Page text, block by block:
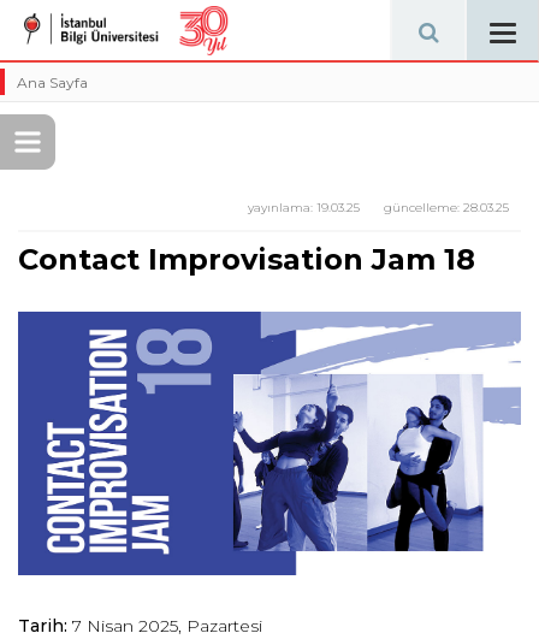
Ana Sayfa
güncelleme: 28.03.25
yayınlama: 19.03.25
Contact Improvisation Jam 18
Tarih: 7 Nisan 2025, Pazartesi